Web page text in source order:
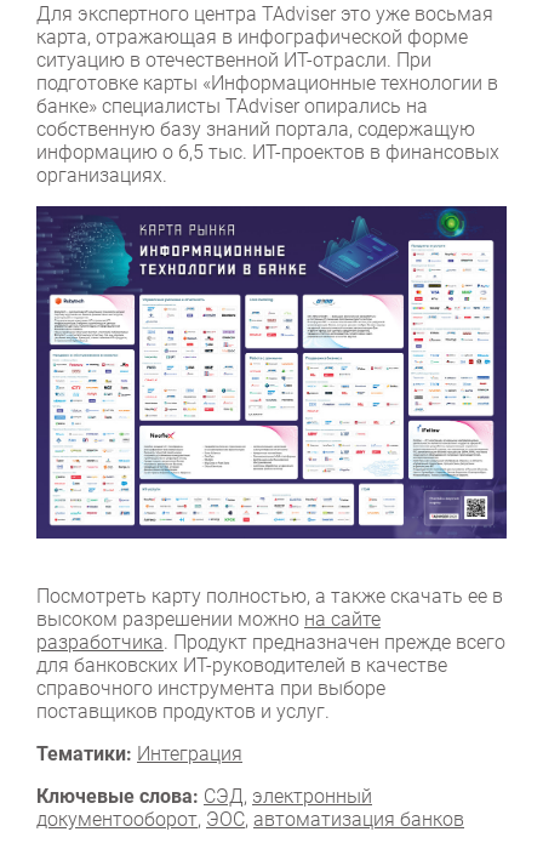
Для экспертного центра TAdviser это уже восьмая
карта, отражающая в инфографической форме
ситуацию в отечественной ИТ-отрасли. При
подготовке карты «Информационные технологии в
банке» специалисты TAdviser опирались на
собственную базу знаний портала, содержащую
информацию о 6,5 тыс. ИТ-проектов в финансовых
организациях.
Посмотреть карту полностью, а также скачать ее в
высоком разрешении можно на сайте
разработчика . Продукт предназначен прежде всего
для банковских ИТ-руководителей в качестве
справочного инструмента при выборе
поставщиков продуктов и услуг.
Тематики: Интеграция
Ключевые слова: СЭД, электронный
документооборот, ЭОС, автоматизация банков